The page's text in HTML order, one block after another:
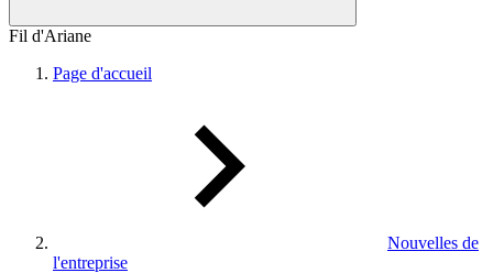
Fil d'Ariane
Page d'accueil
Nouvelles de
l'entreprise